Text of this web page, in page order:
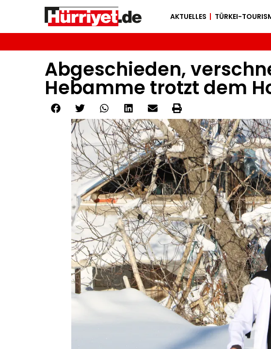
AKTUELLES TÜRKEI-
Abgeschieden,
Hebamme trotzt dem